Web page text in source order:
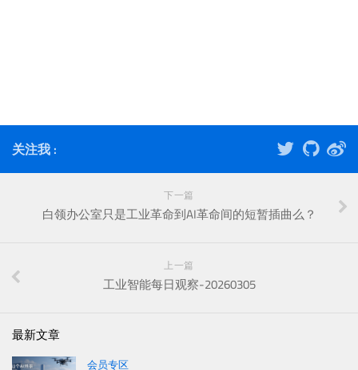
关注我 :
下一篇
白领办公室只是工业革命到AI革命间的短暂插曲么？
上一篇
工业智能每日观察-20260305
最新文章
会员专区